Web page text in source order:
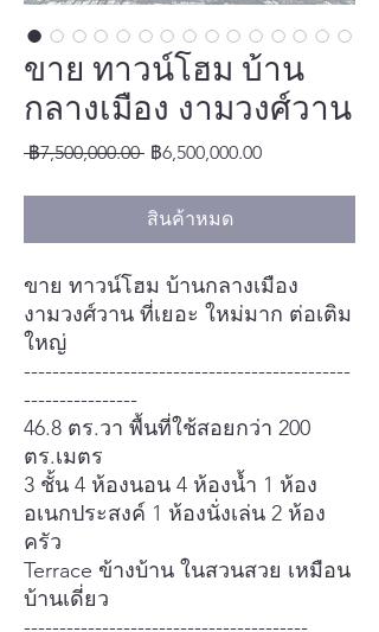
ขาย ทาวน์โฮม บ้าน
กลางเมือง งามวงศ์วาน
฿7,500,000.00 ราคา
฿6,500,000.00ราคา
สินค้าหมด
ขาย ทาวน์โฮม บ้านกลางเมือง
งามวงศ์วาน ที่เยอะ ใหม่มาก ต่อเติม
ใหญ่
----------------------------------------------
----------------
46.8 ตร.วา พื้นที่ใช้สอยกว่า 200
ตร.เมตร
3 ชั้น 4 ห้องนอน 4 ห้องน้ำ 1 ห้อง
อเนกประสงค์ 1 ห้องนั่งเล่น 2 ห้อง
ครัว
Terrace ข้างบ้าน ในสวนสวย เหมือน
บ้านเดี่ยว